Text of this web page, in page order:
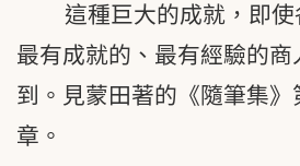
這種巨大的成就，即
最有成就的、最有經驗的商
到。見蒙田著的《隨筆集》
章。